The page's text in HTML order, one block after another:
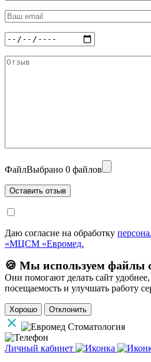
ФайлВыбрано 0 файлов
Даю согласие на обработку
«МЦСМ «Евромед.
🍪 Мы используем файлы
Они помогают делать сайт удобнее,
посещаемость и улучшать работу
Хорошо Отклонить
Личный кабинет